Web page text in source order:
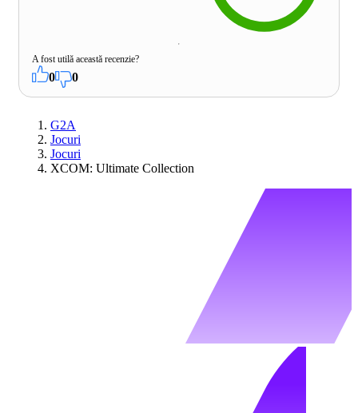
A fost utilă această recenzie?
0 0
G2A
Jocuri
Jocuri
XCOM: Ultimate Collection